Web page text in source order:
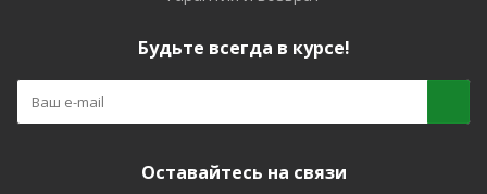
Будьте всегда в курсе!
Оставайтесь на связи